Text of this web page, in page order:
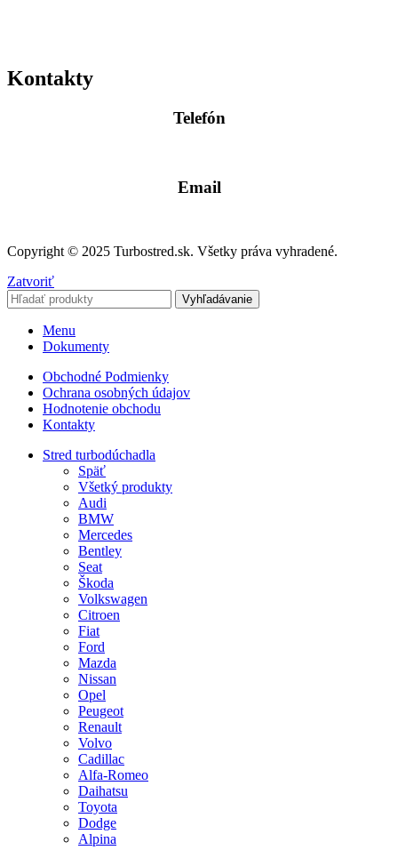
Kontakty
Telefón
Email
Copyright © 2025 Turbostred.sk. Všetky práva vyhradené.
Zatvoriť
Vyhľadávanie
Menu
Dokumenty
Obchodné Podmienky
Ochrana osobných údajov
Hodnotenie obchodu
Kontakty
Stred turbodúchadla
Späť
Všetký produkty
Audi
BMW
Mercedes
Bentley
Seat
Škoda
Volkswagen
Citroen
Fiat
Ford
Mazda
Nissan
Opel
Peugeot
Renault
Volvo
Cadillac
Alfa-Romeo
Daihatsu
Toyota
Dodge
Alpina